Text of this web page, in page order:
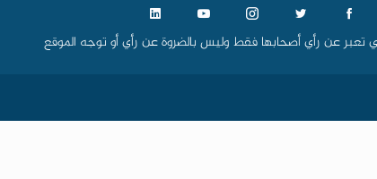
تعبر عن رأي أصحابها فقط وليس بالضروة عن رأي أو توجه الموقع